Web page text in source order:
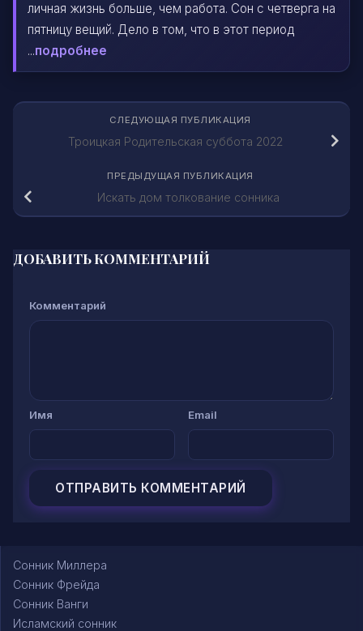
личная жизнь больше, чем работа. Сон с четверга на
пятницу вещий. Дело в том, что в этот период
...подробнее
СЛЕДУЮЩАЯ ПУБЛИКАЦИЯ
Троицкая Родительская суббота 2022
ПРЕДЫДУЩАЯ ПУБЛИКАЦИЯ
Искать дом толкование сонника
ДОБАВИТЬ КОММЕНТАРИЙ
Комментарий
Имя Email
Сонник Миллера
Сонник Фрейда
Сонник Ванги
Исламский сонник